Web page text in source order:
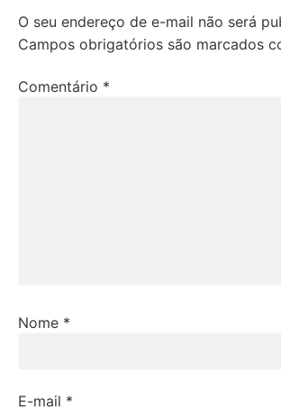
O seu endereço de e-mail não será
Campos obrigatórios são marcados
Comentário *
Nome *
E-mail *